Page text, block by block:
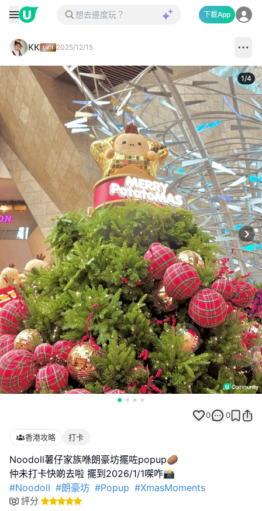
下載App
KK 2025/12/15
1/4
0 0
香港攻略 打卡
Noodoll薯仔家族喺朗豪坊擺咗popup🥔
#Noodoll #朗豪坊 #Popup #XmasMoments
評分